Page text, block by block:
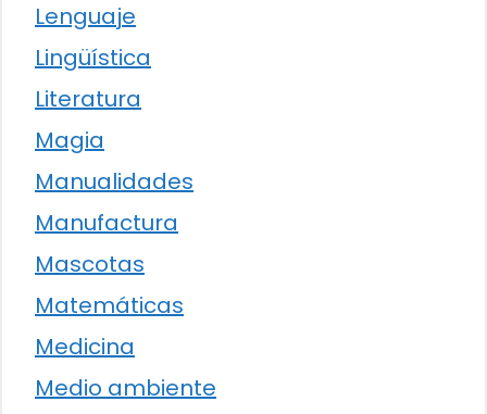
Lenguaje
Lingüística
Literatura
Magia
Manualidades
Manufactura
Mascotas
Matemáticas
Medicina
Medio ambiente